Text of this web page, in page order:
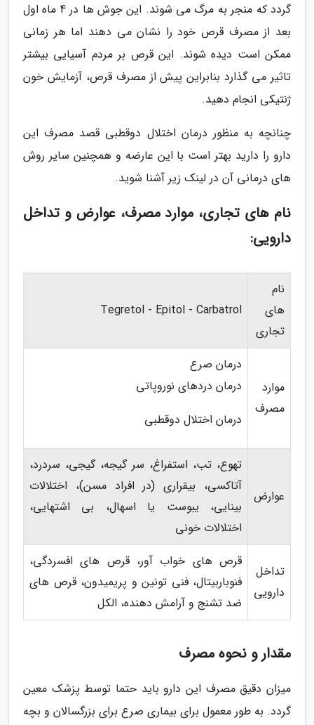
گردد که منجر به مرگ می شوند. این جوش ها در 4 ماه اول
بعد از مصرف قرص خود را نشان می دهند اما هر زمانی
ممکن است دیده شوند. این قرص بر مردم آسیایی بیشتر
تاثیر می گذارد بنابراین پیش از مصرف قرص، آزمایش خون
ژنتیکی انجام دهید.
چنانچه به منظور درمان اختلال دوقطبی قصد مصرف این
دارو را دارید بهتر است با این عارضه و همچنین سایر روش
های درمانی آن در لینک زیر آشنا شوید.
نام های تجاری، موارد مصرف، عوارض و تداخل
دارویی:
نام
های
تجاری
Tegretol - Epitol - Carbatrol
موارد
مصرف
درمان صرع
درمان دردهای نوروپاتی
درمان اختلال دوقطبی
عوارض
تهوع، تب، استفراغ، سر گیجه، گیجی، سردرد،
آتاکسی، بیقراری (در افراد مسن)، اختلالات
بینایی، یبوست یا اسهال، بی اشتهایی،
اختلالات خونی
تداخل
دارویی
قرص های خواب آور، قرص های افسردگی،
فنوباربیتال، فنی تونین و پریمیدون، قرص های
ضد تشنج و آرامش دهنده، الکل
مقدار و نحوه مصرف
میزان دقیق مصرف این دارو باید حتما توسط پزشک معین
گردد. به طور معمول برای بیماری صرع برای بزرگسالان و بچه